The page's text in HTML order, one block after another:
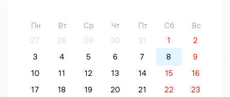
Пн Вт Ср Чт Пт Сб
Вс
27
28 29 30 31 1
2
3
4 5 6 7 8
9
10
11 12 13 14 15
16
17
18 19 20 21 22 23